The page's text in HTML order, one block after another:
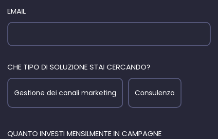
EMAIL
CHE TIPO DI SOLUZIONE STAI CERCANDO?
Gestione dei canali marketing Consulenza
QUANTO INVESTI MENSILMENTE IN CAMPAGNE